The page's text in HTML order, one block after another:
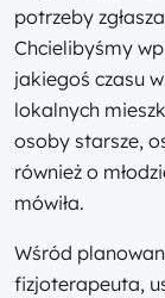
potrzeby
Chcielibyśmy
jakiegoś czasu
lokalnych
osoby starsze,
również o
mówiła.
Wśród
fizjoterapeuta,